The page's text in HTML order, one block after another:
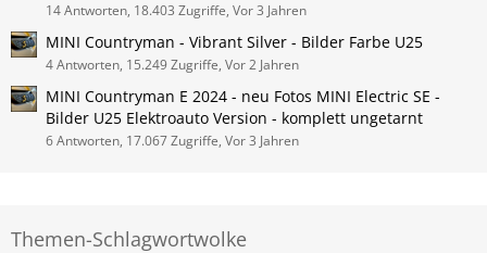
14 Antworten, 18.403 Zugriffe, Vor 3 Jahren
MINI Countryman - Vibrant Silver - Bilder Farbe U25
4 Antworten, 15.249 Zugriffe, Vor 2 Jahren
MINI Countryman E 2024 - neu Fotos MINI Electric SE -
Bilder U25 Elektroauto Version - komplett ungetarnt
6 Antworten, 17.067 Zugriffe, Vor 3 Jahren
Themen-Schlagwortwolke